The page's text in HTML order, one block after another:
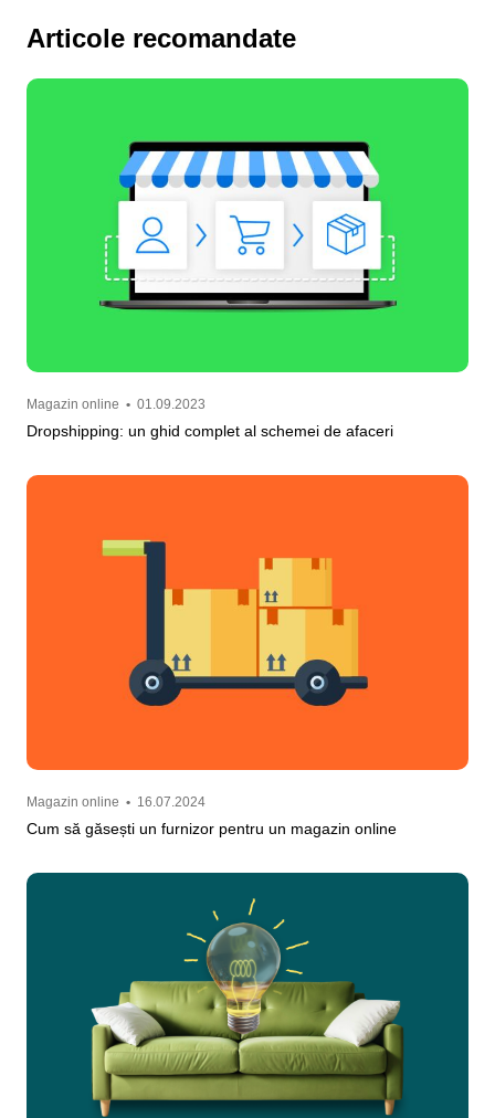
Articole recomandate
Magazin online • 01.09.2023
Dropshipping: un ghid complet al schemei de afaceri
Magazin online • 16.07.2024
Cum să găsești un furnizor pentru un magazin online